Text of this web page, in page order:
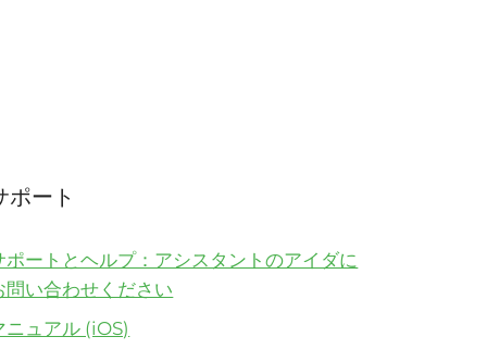
ポート
ポートとヘルプ：アシスタントのアイダに
問い合わせください
ニュアル (iOS)